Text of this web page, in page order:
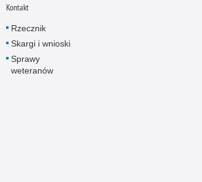
Porwania
Pożary i podpalenia
Pranie brudnych pieniędzy
Kontakt
Rzecznik
Skargi i wnioski
Sprawy
weteranów